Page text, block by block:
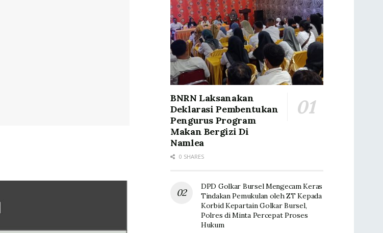
BNRN Laksanakan
Deklarasi Pembentukan
Pengurus Program
Makan Bergizi Di
Namlea
0 SHARES
DPD Golkar Bursel Mengecam Keras
Tindakan Pemukulan oleh ZT Kepada
Korbid Kepartain Golkar Bursel,
Polres di Minta Percepat Proses
Hukum